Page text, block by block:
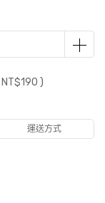
NT$190 )
運送方式